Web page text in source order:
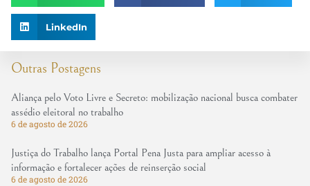
Outras Postagens
Aliança pelo Voto Livre e Secreto: mobilização nacional busca combater
assédio eleitoral no trabalho
6 de agosto de 2026
Justiça do Trabalho lança Portal Pena Justa para ampliar acesso à
informação e fortalecer ações de reinserção social
6 de agosto de 2026
LinkedIn